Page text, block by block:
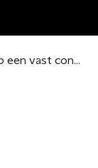
Wanneer heb je recht op een vast contract?